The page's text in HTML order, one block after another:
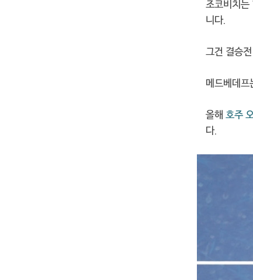
조코비치
니다.
그건 결승
메드베데
올해 호주
다.